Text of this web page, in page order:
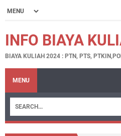
INFO BIAYA
BIAYA KULIAH 2024 : PTN, PTS,
MENU